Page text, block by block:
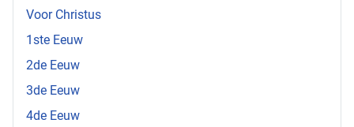
Voor Christus
1ste Eeuw
2de Eeuw
3de Eeuw
4de Eeuw